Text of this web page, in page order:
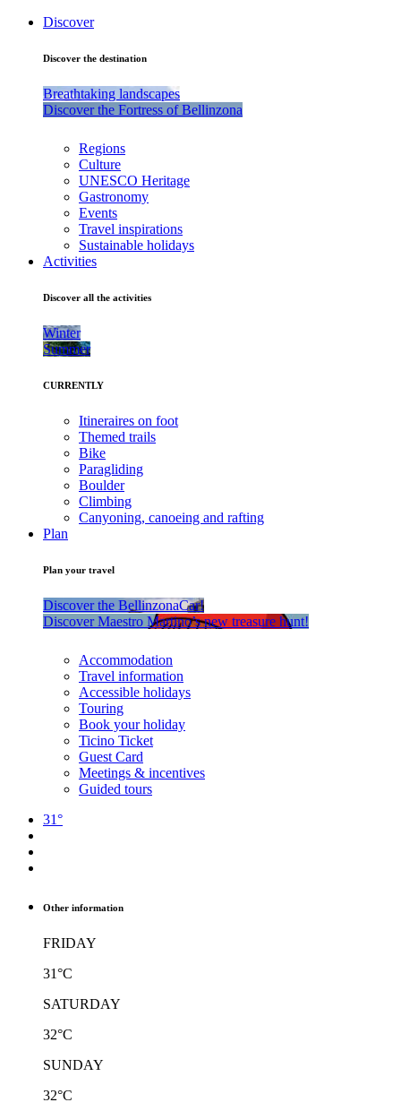
Discover
Discover the destination
Breathtaking landscapes
Discover the Fortress of Bellinzona
Regions
Culture
UNESCO Heritage
Gastronomy
Events
Travel inspirations
Sustainable holidays
Activities
Discover all the activities
Winter
Summer
CURRENTLY
Itineraires on foot
Themed trails
Bike
Paragliding
Boulder
Climbing
Canyoning, canoeing and rafting
Plan
Plan your travel
Discover the BellinzonaCar!
Discover Maestro Martino’s new treasure hunt!
Accommodation
Travel information
Accessible holidays
Touring
Book your holiday
Ticino Ticket
Guest Card
Meetings & incentives
Guided tours
31°
Other information
FRIDAY
31°C
SATURDAY
32°C
SUNDAY
32°C